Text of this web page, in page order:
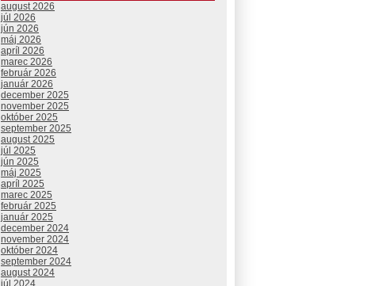
august 2026
júl 2026
jún 2026
máj 2026
apríl 2026
marec 2026
február 2026
január 2026
december 2025
november 2025
október 2025
september 2025
august 2025
júl 2025
jún 2025
máj 2025
apríl 2025
marec 2025
február 2025
január 2025
december 2024
november 2024
október 2024
september 2024
august 2024
júl 2024